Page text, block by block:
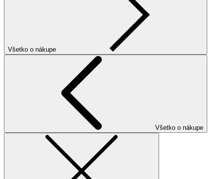
Všetko o nákupe
Všetko o nákupe